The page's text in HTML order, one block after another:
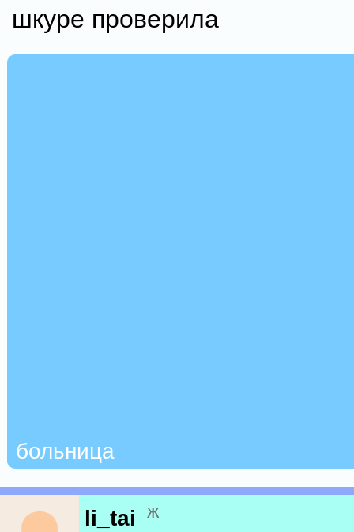
шкуре проверила
больница
li_tai ж